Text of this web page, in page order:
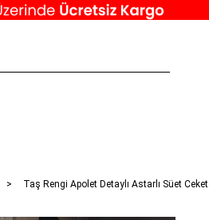
Taş Rengi Apolet Detaylı Astarlı Süet Ceket